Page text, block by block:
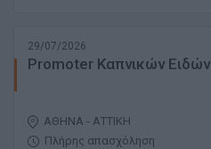
29/07/2026
Promoter Καπνικών Ειδών
ΑΘΗΝΑ - ΑΤΤΙΚΗ
Πλήρης απασχόληση